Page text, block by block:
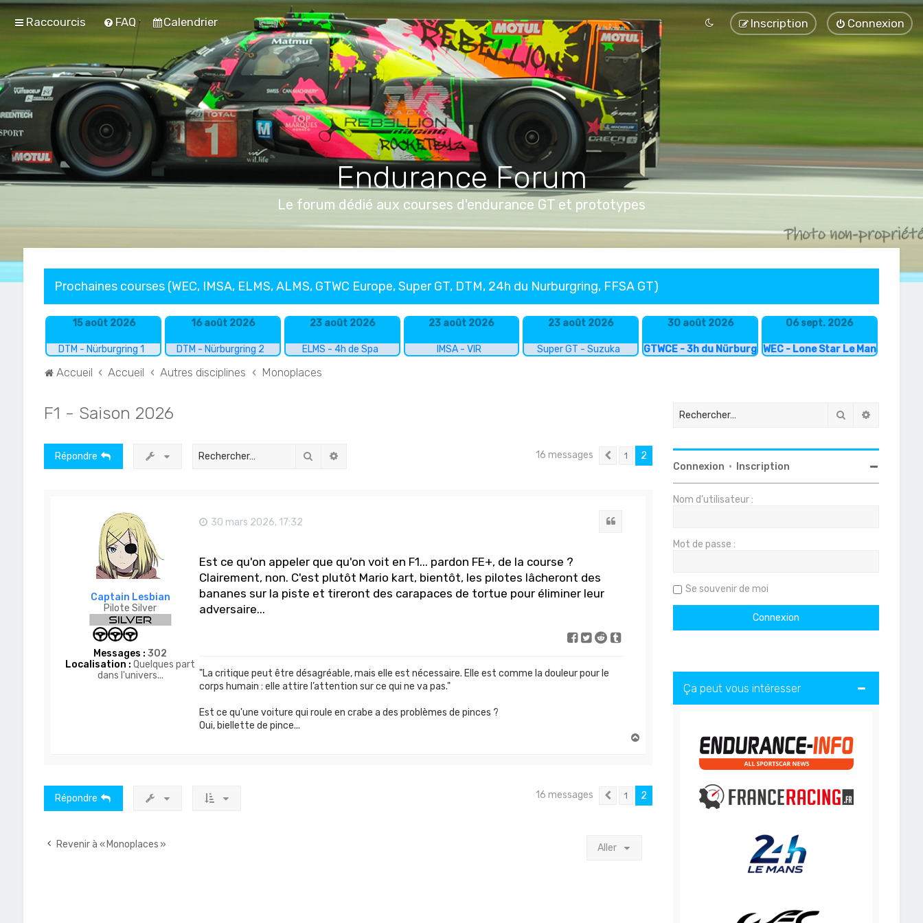
Raccourcis FAQ Calendrier Connexion
Inscription
Endurance Forum
Le forum dédié aux courses d'endurance GT et prototypes
Prochaines courses (WEC, IMSA, ELMS, ALMS, GTWC Europe, Super GT, DTM, 24h du Nurburgring, FFSA GT)
15 août 2026
DTM - Nürburgring 1
16 août 2026
DTM - Nürburgring 2
23 août 2026
ELMS - 4h de Spa
23 août 2026
IMSA - VIR
23 août 2026
Super GT - Suzuka
30 août 2026
GTWCE - 3h du Nürburgring
06 sept. 2026
WEC - Lone Star Le Mans
Accueil Accueil Autres disciplines Monoplaces
F1 - Saison 2026
Répondre Rechercher 16 messages Précédent
1 2
Captain Lesbian
Pilote Silver
Messages : 302
Localisation : Quelques part
dans l'univers...
30 mars 2026, 17:32
Est ce qu'on appeler que qu'on voit en F1... pardon FE+, de la course ?
Clairement, non. C'est plutôt Mario kart, bientôt, les pilotes lâcheront des
bananes sur la piste et tireront des carapaces de tortue pour éliminer leur
adversaire...
"La critique peut être désagréable, mais elle est nécessaire. Elle est comme la douleur pour le
corps humain : elle attire l’attention sur ce qui ne va pas."
Est ce qu'une voiture qui roule en crabe a des problèmes de pinces ?
Oui, biellette de pince...
Répondre 16 messages Précédent
1 2
Revenir à « Monoplaces » Aller
Rechercher
Connexion • Inscription
Nom d’utilisateur :
Mot de passe :
Se souvenir de moi
Ça peut vous intéresser